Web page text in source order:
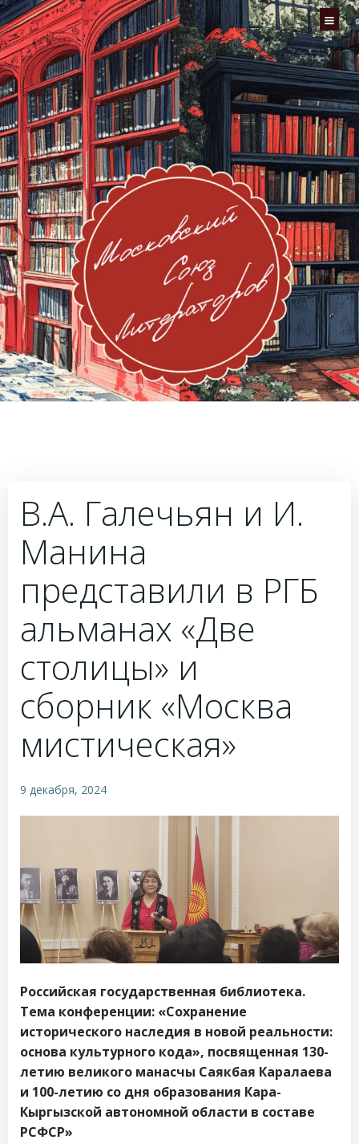
Перейти
к
содержимому
В.А. Галечьян и И.
Манина
представили в РГБ
альманах «Две
столицы» и
сборник «Москва
мистическая»
9 декабря, 2024
Российская государственная библиотека.
Тема конференции: «Сохранение
исторического наследия в новой реальности:
основа культурного кода», посвященная 130-
летию великого манасчы Саякбая Каралаева
и 100-летию со дня образования Кара-
Кыргызской автономной области в составе
РСФСР»